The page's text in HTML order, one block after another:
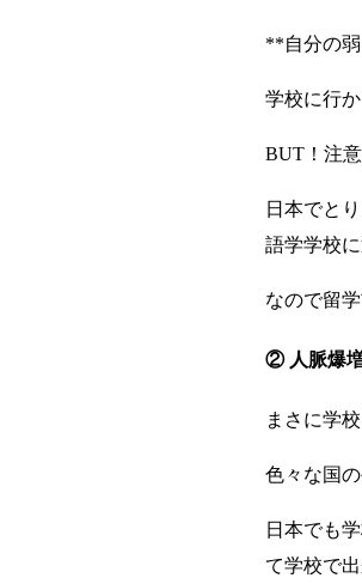
**自分の
学校に行
BUT！注
日本でと
語学学校
なので留
② 人脈爆
まさに学
色々な国
日本でも
て学校で